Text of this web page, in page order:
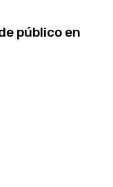
público en